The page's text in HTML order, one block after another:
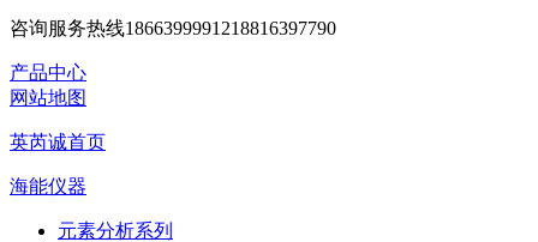
咨询服务热线1866399991218816397790
产品中心
网站地图
英芮诚首页
海能仪器
元素分析系列